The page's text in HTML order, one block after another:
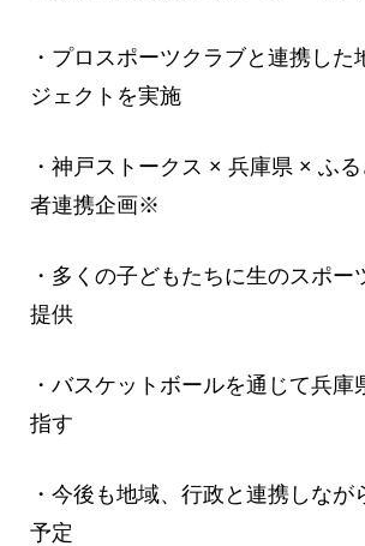
・プロスポーツクラブと連携した
ジェクトを実施
・神戸ストークス × 兵庫県 × ふ
者連携企画※
・多くの子どもたちに生のスポー
提供
・バスケットボールを通じて兵庫
指す
・今後も地域、行政と連携しなが
予定